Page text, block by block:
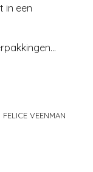
in een
FELICE VEENMAN